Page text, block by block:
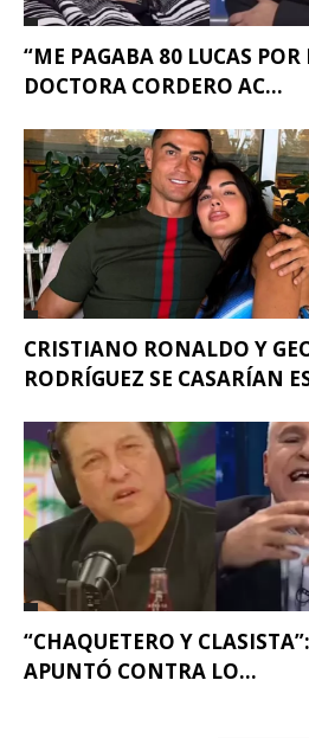
“ME PAGABA 80 LUCAS
DOCTORA CORDERO AC...
CRISTIANO RONALDO Y
RODRÍGUEZ SE CASARÍAN
“CHAQUETERO Y
APUNTÓ CONTRA LO...